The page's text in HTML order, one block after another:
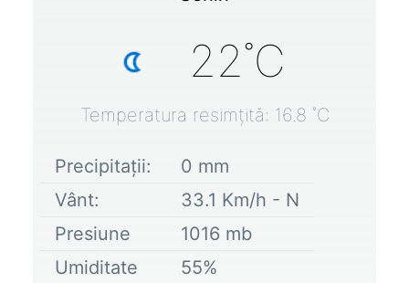
22˚C
Temperatura resimțită: 16.8 ˚C
Precipitații: 0 mm
Vânt:
33.1 Km/h - N
Presiune
1016 mb
Umiditate
55%